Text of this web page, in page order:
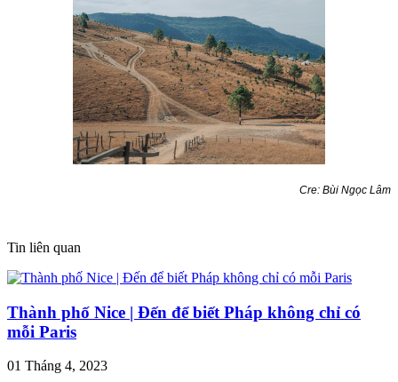
Cre: Bùi Ngọc Lâm
Tin liên quan
Thành phố Nice | Đến để biết Pháp không chỉ có
mỗi Paris
01 Tháng 4, 2023